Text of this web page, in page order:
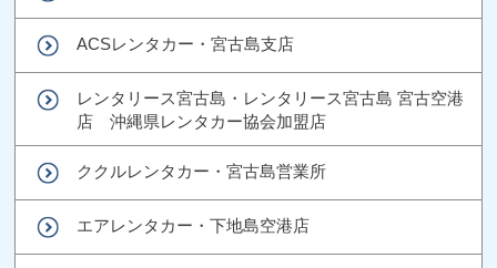
ACSレンタカー・宮古島支店
レンタリース宮古島・レンタリース宮古島 宮古空港
店 沖縄県レンタカー協会加盟店
ククルレンタカー・宮古島営業所
エアレンタカー・下地島空港店